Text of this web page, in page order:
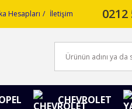
Hesapları İletişim 0212
CHEVROLET